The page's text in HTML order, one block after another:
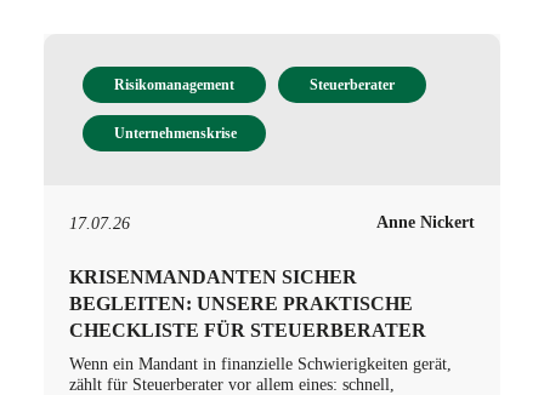
Risikomanagement Steuerberater
Unternehmenskrise
17.07.26 Anne Nickert
KRISENMANDANTEN SICHER
BEGLEITEN: UNSERE PRAKTISCHE
CHECKLISTE FÜR STEUERBERATER
Wenn ein Mandant in finanzielle Schwierigkeiten gerät,
zählt für Steuerberater vor allem eines: schnell,